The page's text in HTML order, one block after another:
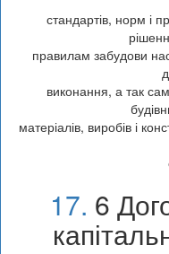
стандартів, норм і
правилам забудови
виконання, а так
матеріалів, виробів і
17. 6